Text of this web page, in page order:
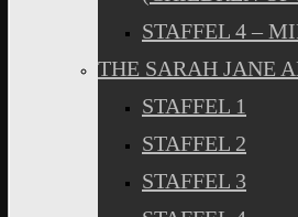
STAFFEL 4 –
THE SARAH JANE
STAFFEL 1
STAFFEL 2
STAFFEL 3